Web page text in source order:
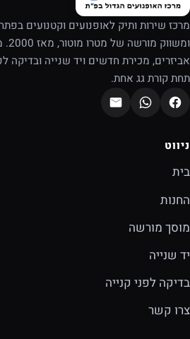
מרכז שירות ותיק לאופנועים וקטנועים
אביזרים, מכירת חדשים ויד שנייה ובדיקה
תחת קורת גג אחת.
ניווט
בית
החנות
מוסך מורשה
יד שנייה
בדיקה לפני קנייה
צרו קשר